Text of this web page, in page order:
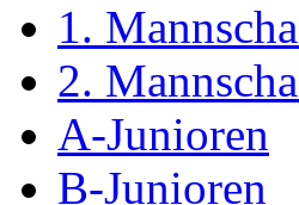
1.
2.
A-Junioren
B-Junioren